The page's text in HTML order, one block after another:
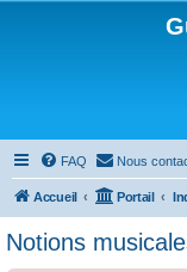
FAQ Nous
Accueil Portail
Notions